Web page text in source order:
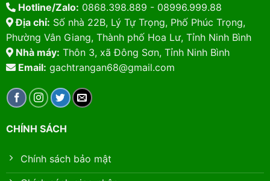
Hotline/Zalo: 0868.398.889 - 08996.999.88
Địa chỉ: Số nhà 22B, Lý Tự Trọng, Phố Phúc Trọng,
Phường Vân Giang, Thành phố Hoa Lư, Tỉnh Ninh Bình
Nhà máy: Thôn 3, xã Đông Sơn, Tỉnh Ninh Bình
Email: gachtrangan68@gmail.com
CHÍNH SÁCH
Chính sách bảo mật